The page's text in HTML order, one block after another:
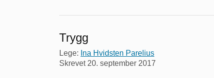
Trygg
Lege: Ina Hvidsten Parelius
Skrevet 20. september 2017